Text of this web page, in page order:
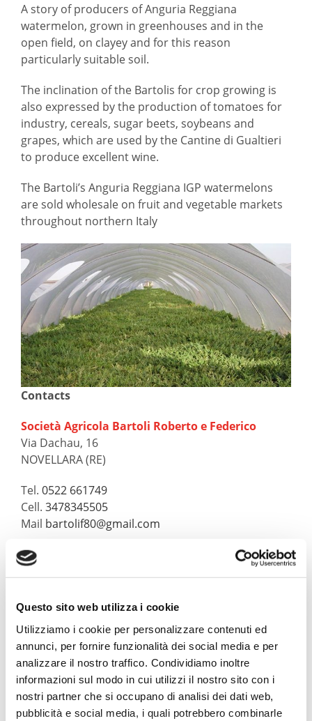
Questo sito web utilizza i cookie
Utilizziamo i cookie per personalizzare contenuti ed
annunci, per fornire funzionalità dei social media e per
analizzare il nostro traffico. Condividiamo inoltre
informazioni sul modo in cui utilizzi il nostro sito con i
nostri partner che si occupano di analisi dei dati web,
pubblicità e social media, i quali potrebbero combinarle
A story of producers of Anguria Reggiana
watermelon, grown in greenhouses and in the
open field, on clayey and for this reason
particularly suitable soil.
The inclination of the Bartolis for crop growing is
also expressed by the production of tomatoes for
industry, cereals, sugar beets, soybeans and
grapes, which are used by the Cantine di Gualtieri
to produce excellent wine.
The Bartoli’s Anguria Reggiana IGP watermelons
are sold wholesale on fruit and vegetable markets
throughout northern Italy
Contacts
Società Agricola Bartoli Roberto e Federico
Via Dachau, 16
NOVELLARA (RE)
Tel. 0522 661749
Cell. 3478345505
Mail bartolif80@gmail.com
SCHEDE PRODUTTORI
Azienda Agricola Zone Vocate
Società Agricola Bartoli Fabio, Gabriele e Sauro.